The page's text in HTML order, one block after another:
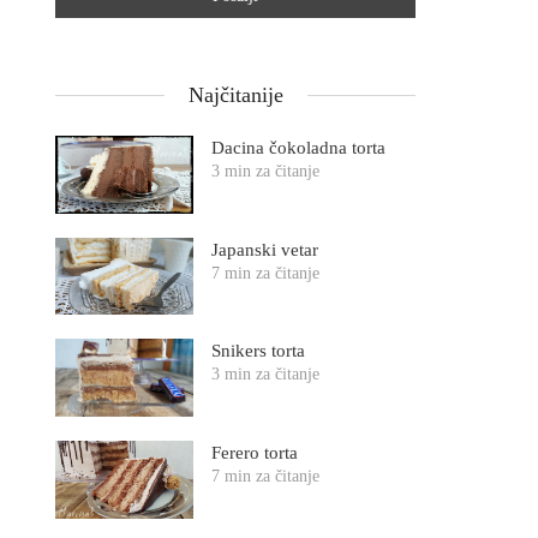
Najčitanije
Dacina čokoladna torta
3 min za čitanje
Japanski vetar
7 min za čitanje
Snikers torta
3 min za čitanje
Ferero torta
7 min za čitanje